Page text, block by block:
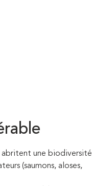
abritent une biodiversité
(saumons, aloses,